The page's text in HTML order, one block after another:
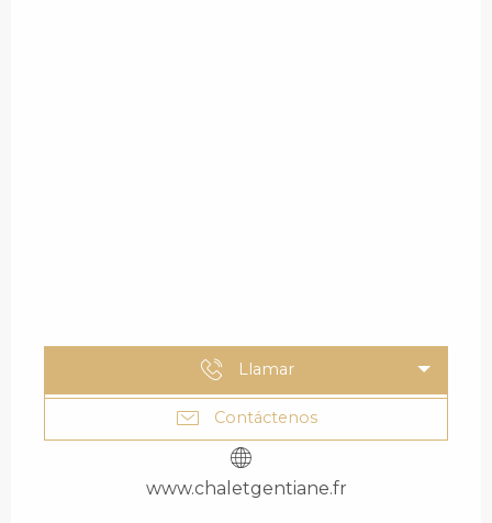
Llamar
Contáctenos
www.chaletgentiane.fr